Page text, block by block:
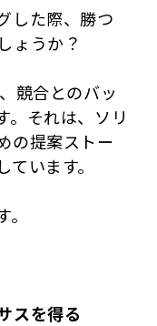
した際、勝つ
ょうか？
競合とのバッ
。それは、ソリ
の提案ストー
います。
スを得る